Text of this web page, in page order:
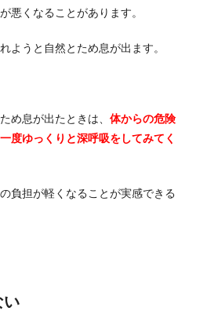
悪くなることがあります。
ようと自然とため息が出ます。
め息が出たときは、 体からの危険
度ゆっくりと深呼吸をしてみてく
負担が軽くなることが実感できる
い